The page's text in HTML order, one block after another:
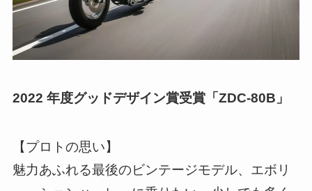
2022 年度グッドデザイン賞受賞「ZDC-80B」
【プロトの思い】
魅力あふれる最後のビンテージモデル、エボリ